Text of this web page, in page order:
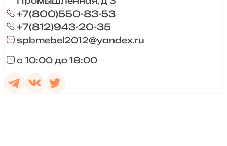
+7(800)550-83-53
+7(812)943-20-35
spbmebel2012@yandex.ru
с 10:00 до 18:00